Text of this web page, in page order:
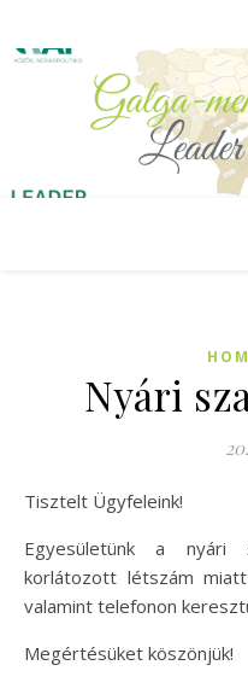
Nyári
Tisztelt Ügyfeleink!
Egyesületünk a nyári
korlátozott létszám
valamint telefonon
Megértésüket köszönjük!